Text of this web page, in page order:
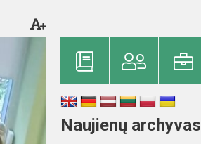
Naujienų archyvas